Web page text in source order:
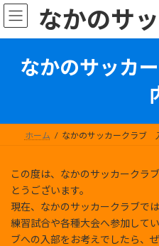
コ
ン
ナ
ビ
なかのサ
なかのサッカ
ホーム なかのサッカークラブ
この度は、なかのサッカークラ
とうございます。
現在、なかのサッカークラブで
練習試合や各種大会へ参加して
ブへの入部をお考えでしたら、